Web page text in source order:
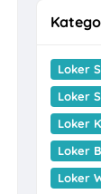
Loker
Loker
Loker
Loker
Loker